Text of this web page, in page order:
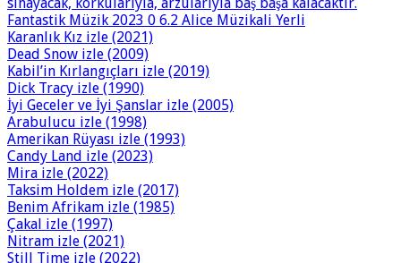
Fantastik Müzik 2023 0 6.2 Alice Müzikali Yerli
Karanlık Kız izle (2021)
Dead Snow izle (2009)
Kabil’in Kırlangıçları izle (2019)
Dick Tracy izle (1990)
İyi Geceler ve İyi Şanslar izle (2005)
Arabulucu izle (1998)
Amerikan Rüyası izle (1993)
Candy Land izle (2023)
Mira izle (2022)
Taksim Holdem izle (2017)
Benim Afrikam izle (1985)
Çakal izle (1997)
Nitram izle (2021)
Still Time izle (2022)